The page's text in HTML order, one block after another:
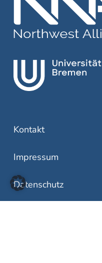
Kontakt
Impressum
Datenschutz